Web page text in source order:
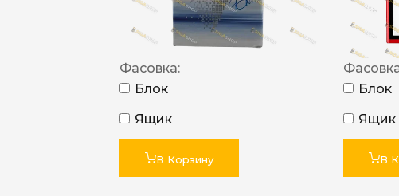
Фасовка:
Блок
Ящик
В Корзину
Блок
Ящик
В